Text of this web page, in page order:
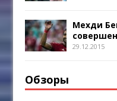
Мехди
29.12.2015
Обзоры